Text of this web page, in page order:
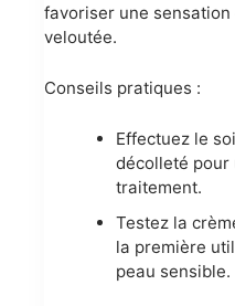
favoriser une
veloutée.
Conseils pratiques :
Effectuez le
décolleté pour
traitement.
Testez la
la première
peau sensible.